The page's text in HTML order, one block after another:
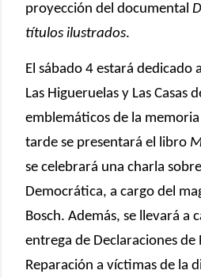
proyección del documental
títulos ilustrados.
El sábado 4 estará dedicado
Las Higueruelas y Las Casas
emblemáticos de la
tarde se presentará el libro
se celebrará una charla
Democrática, a cargo del
Bosch. Además, se llevará a
entrega de Declaraciones
Reparación a víctimas de la